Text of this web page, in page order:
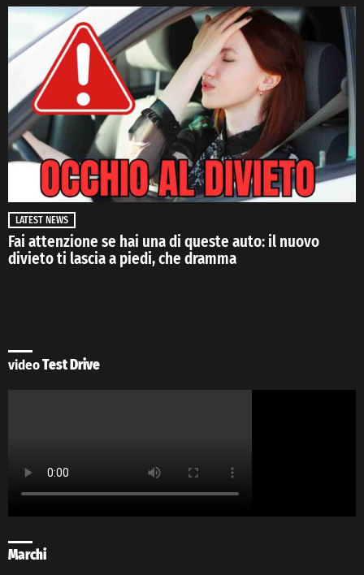
LATEST NEWS
Fai attenzione se hai una di queste auto: il nuovo
divieto ti lascia a piedi, che dramma
videoTest Drive
Marchi